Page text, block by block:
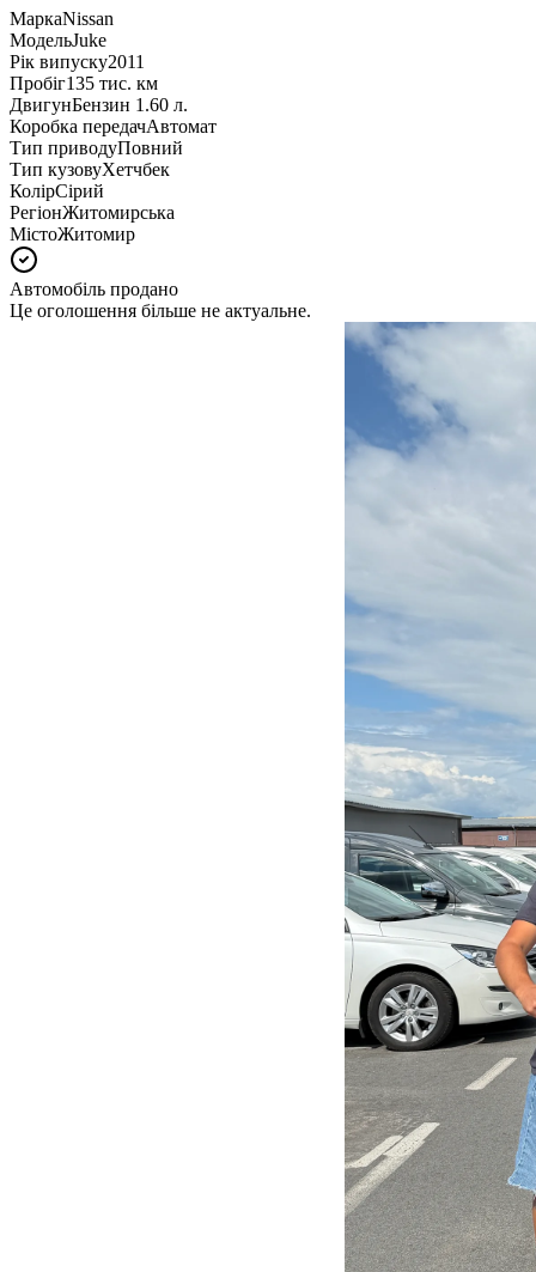
МаркаNissan
МодельJuke
Рік випуску2011
Пробіг135 тис. км
ДвигунБензин 1.60 л.
Коробка передачАвтомат
Тип приводуПовний
Тип кузовуХетчбек
КолірСірий
РегіонЖитомирська
МістоЖитомир
Автомобіль продано
Це оголошення більше не актуальне.